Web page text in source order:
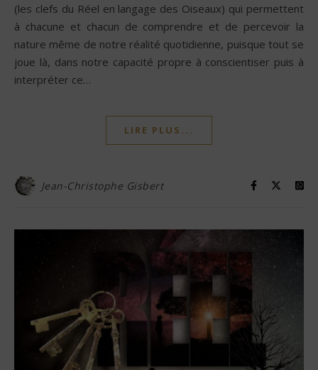
(les clefs du Réel en langage des Oiseaux) qui permettent
à chacune et chacun de comprendre et de percevoir la
nature même de notre réalité quotidienne, puisque tout se
joue là, dans notre capacité propre à conscientiser puis à
interpréter ce…
LIRE PLUS...
Jean-Christophe Gisbert